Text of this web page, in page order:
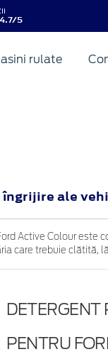
5
rulate
îngrijire ale
Active Colour
care trebuie clătită,
DETERGENT
PENTRU